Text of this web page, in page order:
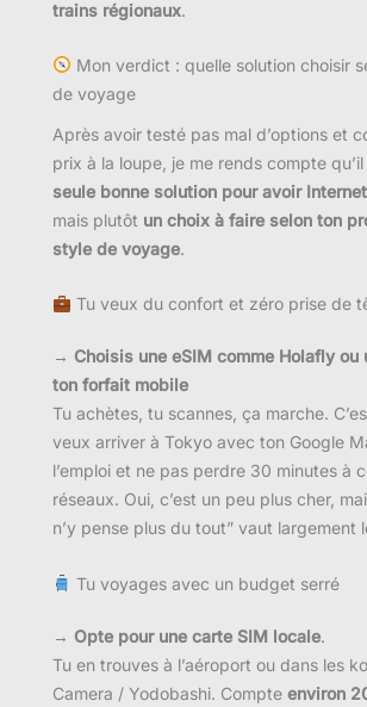
trains régionaux.
Mon verdict : quelle solution choisir
de voyage
Après avoir testé pas mal d’options et
prix à la loupe, je me rends compte qu’il
seule bonne solution pour avoir
mais plutôt un choix à faire selon ton
style de voyage.
Tu veux du confort et zéro prise de
→ Choisis une eSIM comme Holafly ou
ton forfait mobile
Tu achètes, tu scannes, ça marche.
veux arriver à Tokyo avec ton Google
l’emploi et ne pas perdre 30 minutes à
réseaux. Oui, c’est un peu plus cher,
n’y pense plus du tout” vaut largement
Tu voyages avec un budget serré
→ Opte pour une carte SIM locale.
Tu en trouves à l’aéroport ou dans les
Camera / Yodobashi. Compte environ